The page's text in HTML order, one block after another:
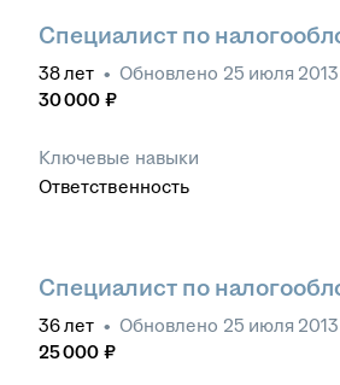
Специалист по
38лет • Обновлено 25 июля 2013
30 000 ₽
Ключевые навыки
Ответственность
Специалист по
36лет • Обновлено 25 июля 2013
25 000 ₽